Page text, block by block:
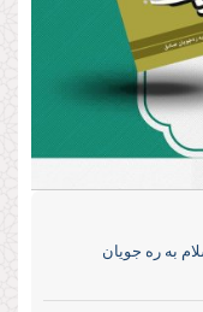
به ره جویان